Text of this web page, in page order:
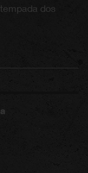
dos